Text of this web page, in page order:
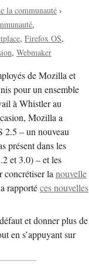
la communauté ›
Firefox OS
Webmaker
de Mozilla et
pour un ensemble
à Whistler au
Mozilla a
2.5 – un nouveau
présent dans les
et 3.0) – et les
concrétiser lanouvelle
rapportéces nouvelles
et donner plus de
en s’appuyant sur